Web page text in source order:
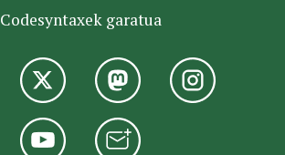
Codesyntaxek garatua